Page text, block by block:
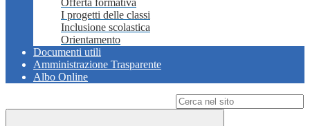
Offerta formativa
I progetti delle classi
Inclusione scolastica
Orientamento
Documenti utili
Amministrazione Trasparente
Albo Online